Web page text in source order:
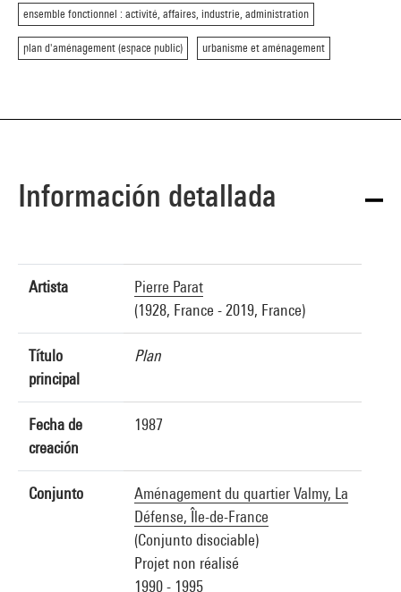
ensemble fonctionnel : activité, affaires, industrie, administration
plan d'aménagement (espace public) urbanisme et aménagement
Información detallada
Artista
Pierre Parat
(1928, France - 2019, France)
Título
principal
Plan
Fecha de
creación
1987
Conjunto
Aménagement du quartier Valmy, La
Défense, Île-de-France
(Conjunto disociable)
Projet non réalisé
1990 - 1995